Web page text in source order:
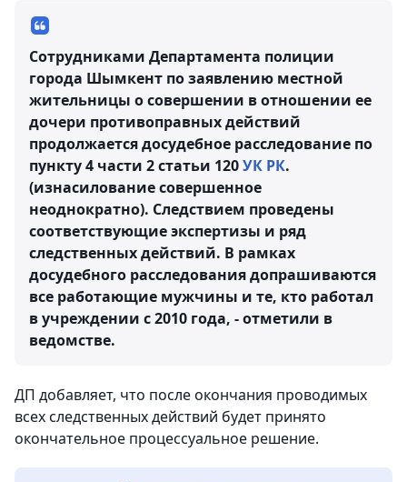
Сотрудниками Департамента полиции
города Шымкент по заявлению местной
жительницы о совершении в отношении ее
дочери противоправных действий
продолжается досудебное расследование по
пункту 4 части 2 статьи 120УК РК.
(изнасилование совершенное
неоднократно). Следствием проведены
соответствующие экспертизы и ряд
следственных действий. В рамках
досудебного расследования допрашиваются
все работающие мужчины и те, кто работал
в учреждении с 2010 года, - отметили в
ведомстве.
ДП добавляет, что после окончания проводимых
всех следственных действий будет принято
окончательное процессуальное решение.